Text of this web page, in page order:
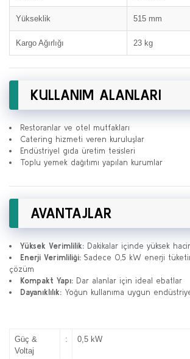
Yükseklik 515 mm
Kargo Ağırlığı 23 kg
KULLANIM ALANLARI
Restoranlar ve otel mutfakları
Catering hizmeti veren kuruluşlar
Endüstriyel gıda üretim tesisleri
Toplu yemek dağıtımı yapılan kurumlar
AVANTAJLAR
Yüksek Verimlilik: Dakikalar içinde yüksek
Enerji Verimliliği: Sadece 0,5 kW enerji
çözüm
Kompakt Yapı: Dar alanlar için ideal ebatlar
Dayanıklılık: Yoğun kullanıma uygun
Güç &
Voltaj
: 0,5 kW